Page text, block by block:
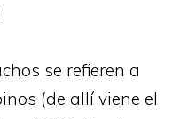
se refieren a
(de allí viene el